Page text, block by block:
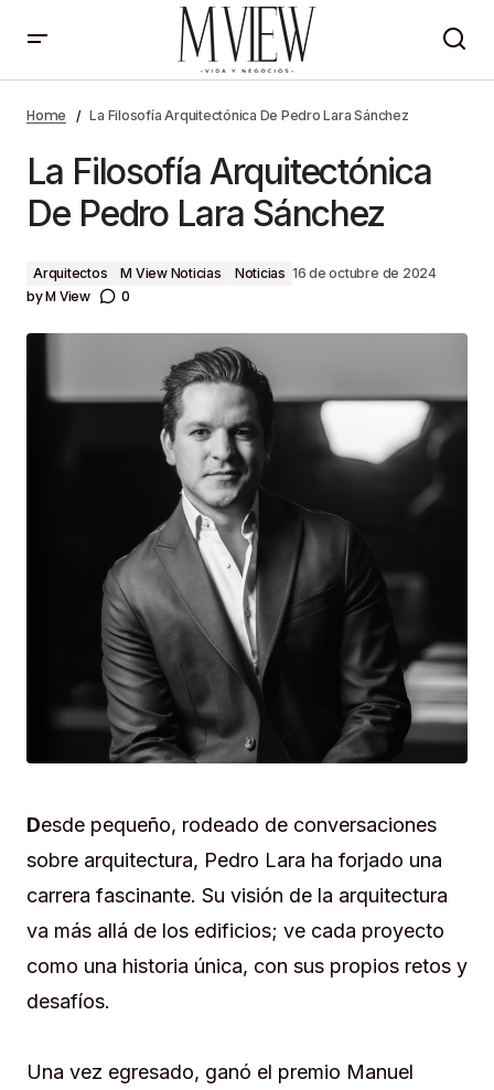
Home La Filosofía Arquitectónica De Pedro Lara Sánchez
La Filosofía Arquitectónica
De Pedro Lara Sánchez
Arquitectos M View Noticias Noticias 16 de octubre de 2024
byM View 0
Desde pequeño, rodeado de conversaciones
sobre arquitectura, Pedro Lara ha forjado una
carrera fascinante. Su visión de la arquitectura
va más allá de los edificios; ve cada proyecto
como una historia única, con sus propios retos y
desafíos.
Una vez egresado, ganó el premio Manuel